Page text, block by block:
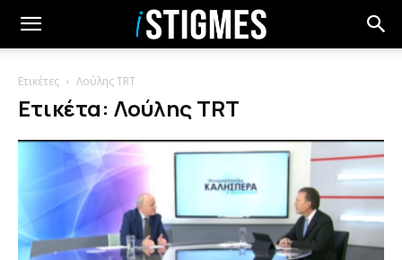
Ετικέτες Λούλης TRT
Ετικέτα: Λούλης TRT